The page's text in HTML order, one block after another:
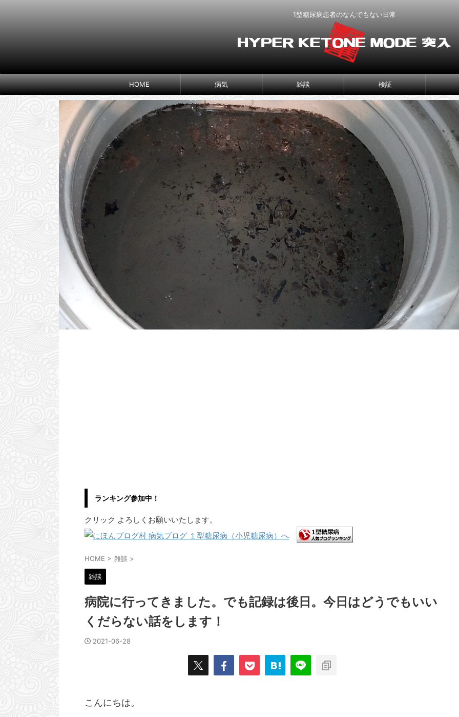
1型糖尿病患者のなんでもない日常
HOME 病気 雑談 検証
ランキング参加中！
クリック よろしくお願いいたします。
HOME > 雑談 >
雑談
病院に行ってきました。でも記録は後日。今日はどうでもいい
くだらない話をします！
2021-06-28
こんにちは。